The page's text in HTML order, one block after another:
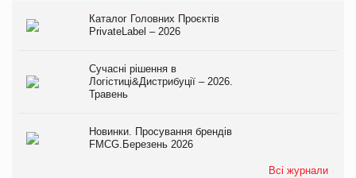
Каталог Головних Проєктів
PrivateLabel – 2026
Сучасні рішення в
Логістиці&Дистрибуції – 2026.
Травень
Новинки. Просування брендів
FMCG.Березень 2026
Всі журнали